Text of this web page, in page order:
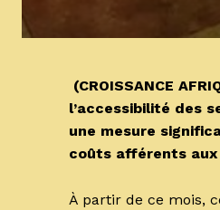
(CROISSANCE
l’accessibilité des
une mesure
coûts afférents
À partir de ce mois,